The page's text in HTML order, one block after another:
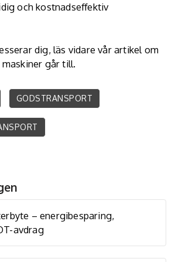
och kostnadseffektiv
dig, läs vidare vår artikel om
går till.
GODSTRANSPORT
– energibesparing,
avdrag